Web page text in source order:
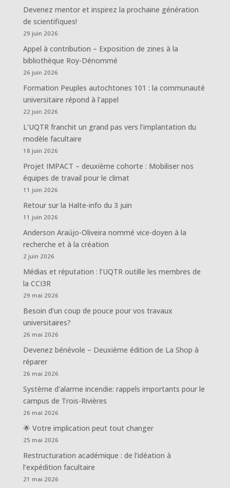
Devenez mentor et inspirez la prochaine génération
de scientifiques!
29 juin 2026
Appel à contribution – Exposition de zines à la
bibliothèque Roy-Dénommé
26 juin 2026
Formation Peuples autochtones 101 : la communauté
universitaire répond à l’appel
22 juin 2026
L’UQTR franchit un grand pas vers l’implantation du
modèle facultaire
18 juin 2026
Projet IMPACT – deuxième cohorte : Mobiliser nos
équipes de travail pour le climat
11 juin 2026
Retour sur la Halte-info du 3 juin
11 juin 2026
Anderson Araújo-Oliveira nommé vice-doyen à la
recherche et à la création
2 juin 2026
Médias et réputation : l’UQTR outille les membres de
la CCI3R
29 mai 2026
Besoin d’un coup de pouce pour vos travaux
universitaires?
26 mai 2026
Devenez bénévole – Deuxième édition de La Shop à
réparer
26 mai 2026
Système d’alarme incendie: rappels importants pour le
campus de Trois-Rivières
26 mai 2026
🌟 Votre implication peut tout changer
25 mai 2026
Restructuration académique : de l’idéation à
l’expédition facultaire
21 mai 2026